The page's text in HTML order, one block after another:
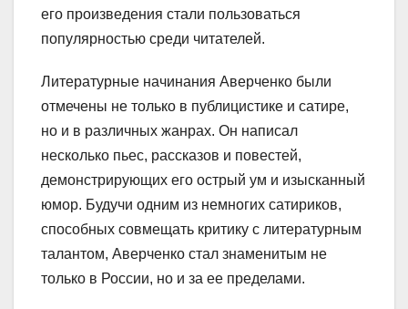
его произведения стали пользоваться
популярностью среди читателей.
Литературные начинания Аверченко были
отмечены не только в публицистике и сатире,
но и в различных жанрах. Он написал
несколько пьес, рассказов и повестей,
демонстрирующих его острый ум и изысканный
юмор. Будучи одним из немногих сатириков,
способных совмещать критику с литературным
талантом, Аверченко стал знаменитым не
только в России, но и за ее пределами.